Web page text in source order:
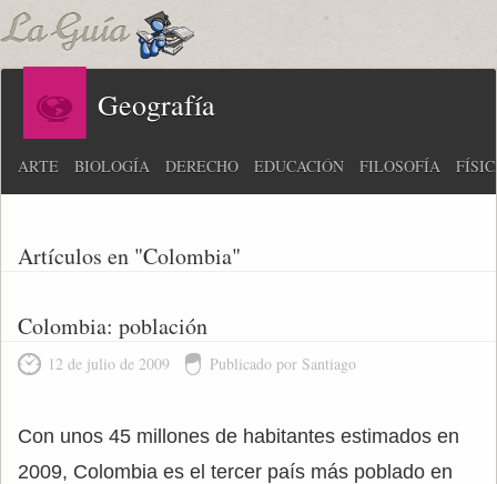
Geografía
ARTE BIOLOGÍA DERECHO EDUCACIÓN FILOSOFÍA
Artículos en "Colombia"
Colombia: población
12 de julio de 2009 Publicado por Santiago
Con unos 45 millones de habitantes estimados en
2009, Colombia es el tercer país más poblado en